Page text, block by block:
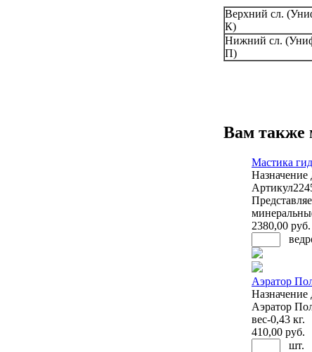
Верхний сл.
К)
Нижний сл.
П)
Вам также
Мастика
Назначение
Артикул
2380,00 руб.
Аэратор
Назначение
Аэратор
вес-0,43 кг.
410,00 руб.
шт.